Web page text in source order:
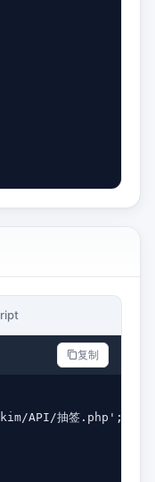
复制
API/抽签.php';